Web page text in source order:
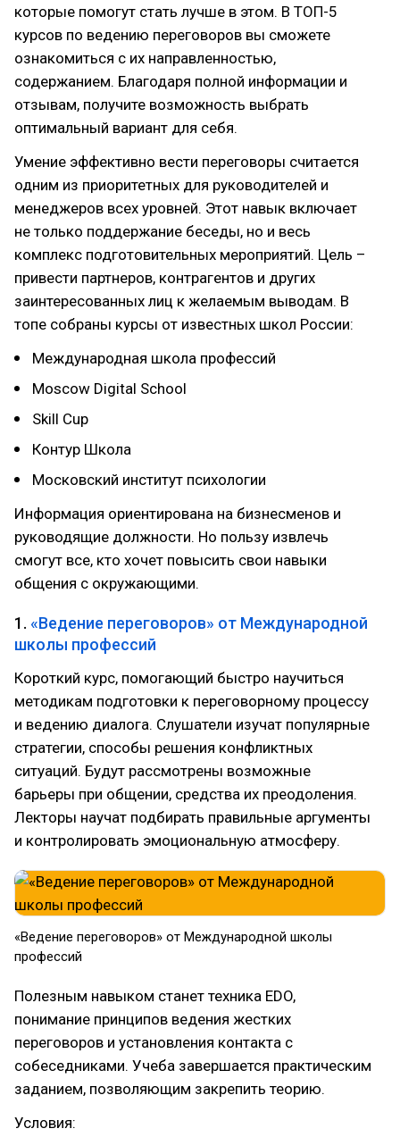
которые помогут стать лучше в этом. В ТОП-5
курсов по ведению переговоров вы сможете
ознакомиться с их направленностью,
содержанием. Благодаря полной информации и
отзывам, получите возможность выбрать
оптимальный вариант для себя.
Умение эффективно вести переговоры считается
одним из приоритетных для руководителей и
менеджеров всех уровней. Этот навык включает
не только поддержание беседы, но и весь
комплекс подготовительных мероприятий. Цель –
привести партнеров, контрагентов и других
заинтересованных лиц к желаемым выводам. В
топе собраны курсы от известных школ России:
Международная школа профессий
Moscow Digital School
Skill Cup
Контур Школа
Московский институт психологии
Информация ориентирована на бизнесменов и
руководящие должности. Но пользу извлечь
смогут все, кто хочет повысить свои навыки
общения с окружающими.
1. «Ведение переговоров» от Международной
школы профессий
Короткий курс, помогающий быстро научиться
методикам подготовки к переговорному процессу
и ведению диалога. Слушатели изучат популярные
стратегии, способы решения конфликтных
ситуаций. Будут рассмотрены возможные
барьеры при общении, средства их преодоления.
Лекторы научат подбирать правильные аргументы
и контролировать эмоциональную атмосферу.
«Ведение переговоров» от Международной школы
профессий
Полезным навыком станет техника EDO,
понимание принципов ведения жестких
переговоров и установления контакта с
собеседниками. Учеба завершается практическим
заданием, позволяющим закрепить теорию.
Условия: